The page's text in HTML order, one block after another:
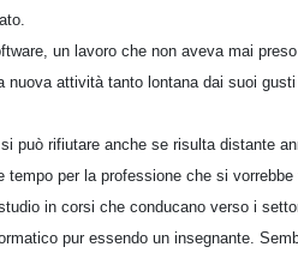
un lavoro che non aveva mai
attività tanto lontana dai suoi
può rifiutare anche se risulta distante
per la professione che si vorrebbe
in corsi che conducano verso i
pur essendo un insegnante.